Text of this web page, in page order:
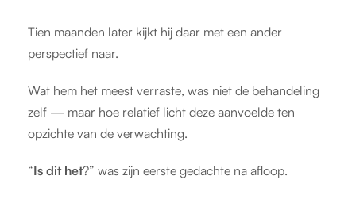
Tien maanden later kijkt hij daar met een ander
perspectief naar.
Wat hem het meest verraste, was niet de behandeling
zelf — maar hoe relatief licht deze aanvoelde ten
opzichte van de verwachting.
“Is dit het?” was zijn eerste gedachte na afloop.